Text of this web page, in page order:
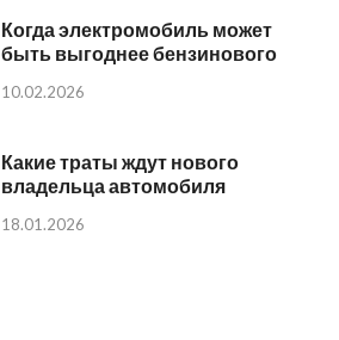
Когда электромобиль может
быть выгоднее бензинового
10.02.2026
Какие траты ждут нового
владельца автомобиля
18.01.2026